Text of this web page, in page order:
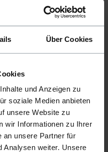
Über Cookies
und Anzeigen zu
soziale Medien anbieten
unsere Website zu
wir Informationen zu Ihrer
an unsere Partner für
Analysen weiter. Unsere